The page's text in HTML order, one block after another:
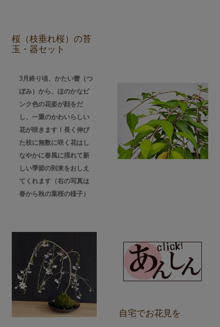
桜（枝垂れ桜）の苔
玉・器セット
3月終り頃、かたい蕾（つ
ぼみ）から、ほのかなピ
ンク色の花姿が顔をだ
し、一重のかわいらしい
花が咲きます！長く伸び
た枝に無数に咲く花はし
なやかに春風に揺れて新
しい季節の到来をおしえ
てくれます（右の写真は
春から秋の葉桜の様子）
自宅でお花見を